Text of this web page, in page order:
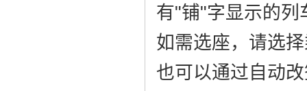
有"铺"字显示的列
如需选座，请选
也可以通过自动